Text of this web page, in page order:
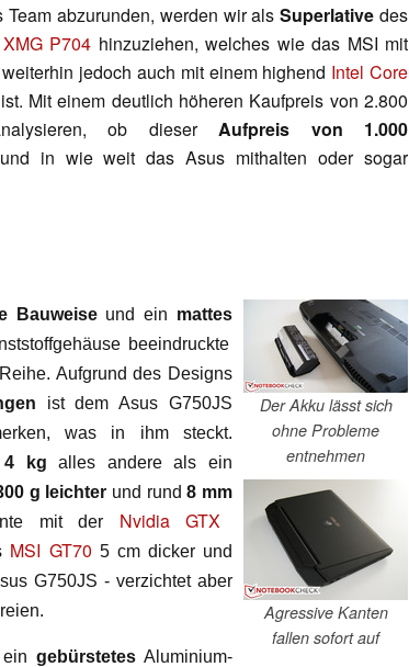
Team abzurunden, werden wir alsSuperlative des
P704 hinzuziehen, welches wie das MSI mit
weiterhin jedoch auch mit einem highend Intel Core
Mit einem deutlich höheren Kaufpreis von 2.800
ob dieser Aufpreis von 1.000
in wie weit das Asus mithalten oder sogar
Der Akku lässt sich
ohne Probleme
entnehmen
Agressive Kanten
fallen sofort auf
Bauweiseund ein mattes
beeindruckte
Aufgrund des Designs
ist dem Asus G750JS
was in ihm steckt.
4 kg alles andere als ein
g leichter und rund8 mm
mit der Nvidia GTX
MSI GT70 5 cm dicker und
G750JS - verzichtet aber
gebürstetesAluminium-